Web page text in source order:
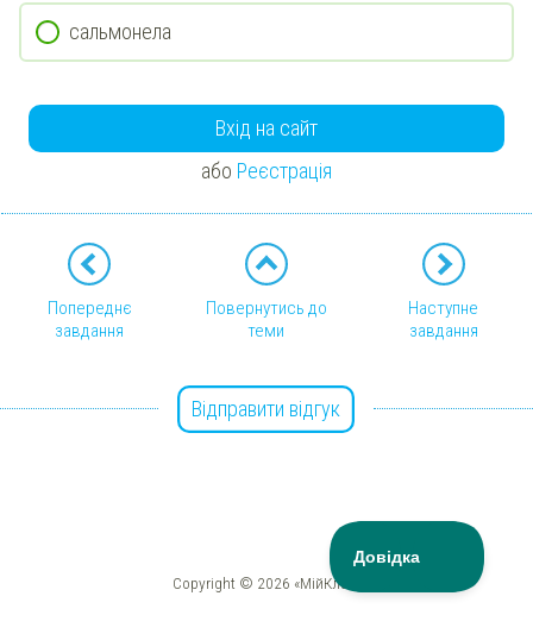
сальмонела
Вхід на сайт
або Реєстрація
Попереднє
завдання
Повернутись до
теми
Наступне
завдання
Відправити відгук
Copyright © 2026 «МійКлас»